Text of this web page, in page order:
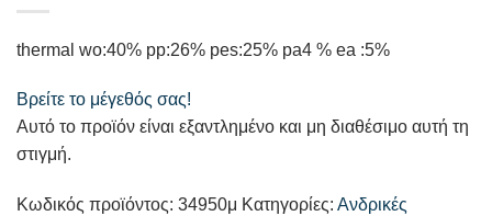
thermal wo:40% pp:26% pes:25% pa4 % ea :5%
Βρείτε το μέγεθός σας!
Αυτό το προϊόν είναι εξαντλημένο και μη διαθέσιμο αυτή τη
στιγμή.
Κωδικός προϊόντος: 34950μ Κατηγορίες: Ανδρικές